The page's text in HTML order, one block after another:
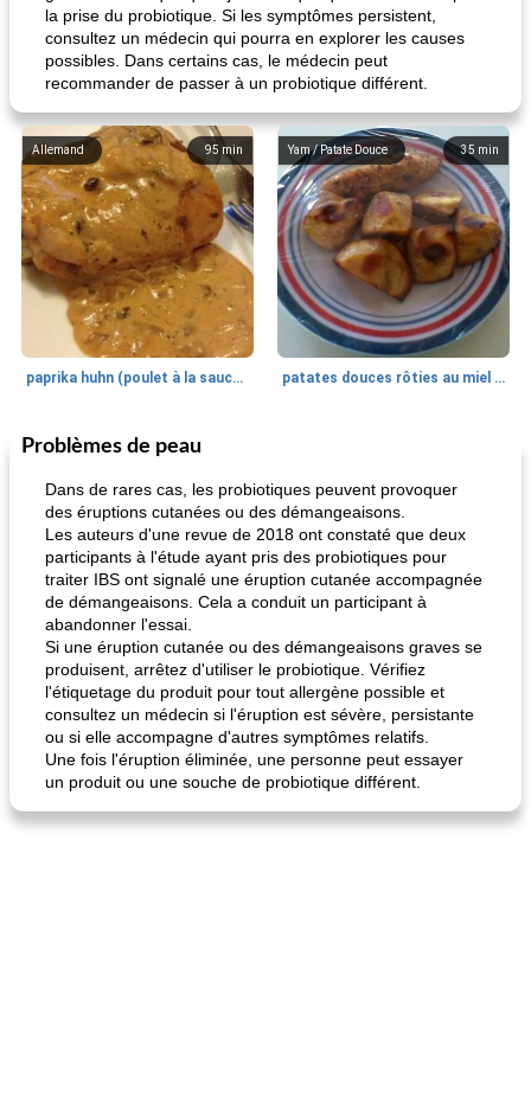
la prise du probiotique. Si les symptômes persistent,
consultez un médecin qui pourra en explorer les causes
possibles. Dans certains cas, le médecin peut
recommander de passer à un probiotique différent.
95 min
Allemand
paprika huhn (poulet à la sauce paprika).
35 min
Yam / Patate Douce
patates douces rôties au miel / kumara
Petit déjeuner et brunch
quinoa petit déjeuner méditerranéen
Problèmes de peau
Dans de rares cas, les probiotiques peuvent provoquer
des éruptions cutanées ou des démangeaisons.
Les auteurs d'une revue de 2018 ont constaté que deux
participants à l'étude ayant pris des probiotiques pour
traiter IBS ont signalé une éruption cutanée accompagnée
de démangeaisons. Cela a conduit un participant à
abandonner l'essai.
Si une éruption cutanée ou des démangeaisons graves se
produisent, arrêtez d'utiliser le probiotique. Vérifiez
l'étiquetage du produit pour tout allergène possible et
consultez un médecin si l'éruption est sévère, persistante
ou si elle accompagne d'autres symptômes relatifs.
Une fois l'éruption éliminée, une personne peut essayer
un produit ou une souche de probiotique différent.